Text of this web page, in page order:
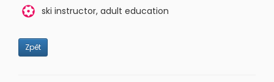
ski instructor, adult education
Zpět